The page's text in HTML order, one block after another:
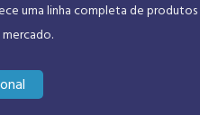
uma linha completa de